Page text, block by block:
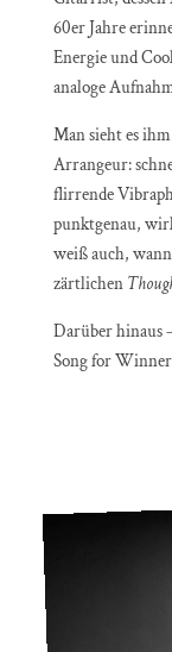
60er Jahre
Energie und
analoge
Man sieht es
Arrangeur:
flirrende
punktgenau,
weiß auch,
zärtlichen
Darüber hinaus
Song for